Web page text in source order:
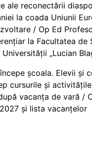
ale reconectării
la coada Uniunii
/ Op Ed
la Facultatea de
„Lucian
școala. Elevii și
cursurile și
vacanța de vară /
și lista vacanțelor